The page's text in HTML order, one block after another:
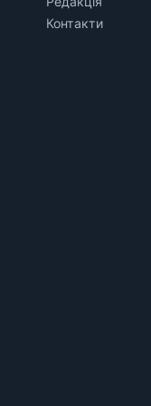
Контакти